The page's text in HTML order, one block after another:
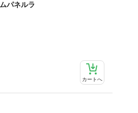
パネルラ
カートへ